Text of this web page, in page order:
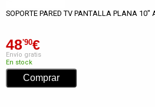
SOPORTE PARED TV PANTALLA PLANA 10"
48'90€
Envío gratis
En stock